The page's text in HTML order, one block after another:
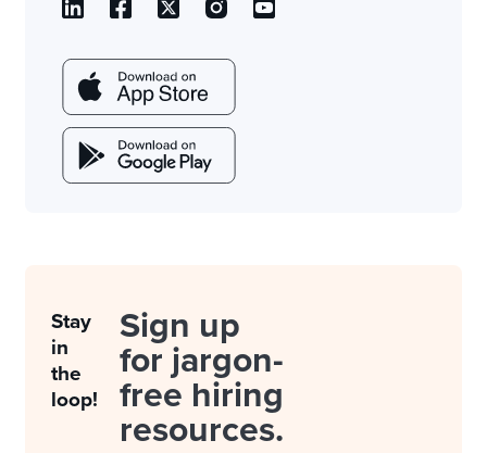
Stay
in
the
loop!
Sign up
for jargon-
free hiring
resources.